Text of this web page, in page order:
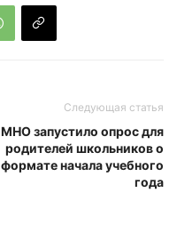
Следующая статья
МНО запустило опрос для
родителей школьников о
формате начала учебного
года